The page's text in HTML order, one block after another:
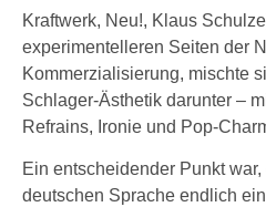
Kraftwerk, Neu!, Klaus
experimentelleren Seiten der
Kommerzialisierung, mischte
Schlager-Ästhetik darunter –
Refrains, Ironie und Pop-
Ein entscheidender Punkt
deutschen Sprache endlich